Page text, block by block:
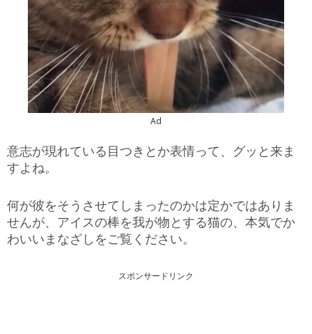
Ad
意志が現れている目つきとか表情って、グッと来ま
すよね。
何が彼をそうさせてしまったのかは定かではありま
せんが、アイスの棒を我が物とする猫の、本気でか
わいいまなざしをご覧ください。
スポンサードリンク